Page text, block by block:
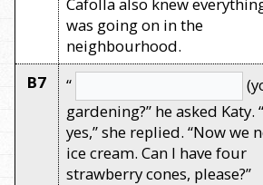
was going on in the
neighbourhood.
B7 “
gardening?” he asked Katy.
yes,” she replied. “Now we
ice cream. Can I have four
strawberry cones, please?”